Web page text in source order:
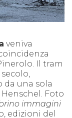
veniva
Il tram
una sola
Foto
immagini
edizioni del